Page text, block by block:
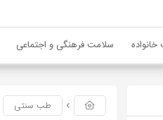
سلامت فرهنگی و اجتماعی
طب سنتی